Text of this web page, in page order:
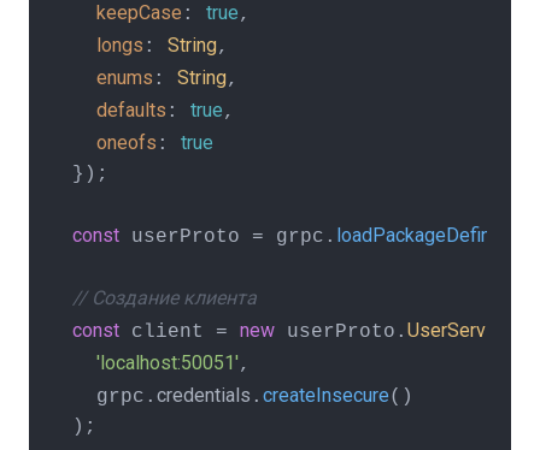
keepCase : true,
longs : String,
enums : String,
defaults : true,
oneofs : true
});
const userProto = grpc. loadPackageDefinition
// Создание клиента
const client = new userProto. UserService
'localhost:50051',
  grpc.
credentials . createInsecure()
);